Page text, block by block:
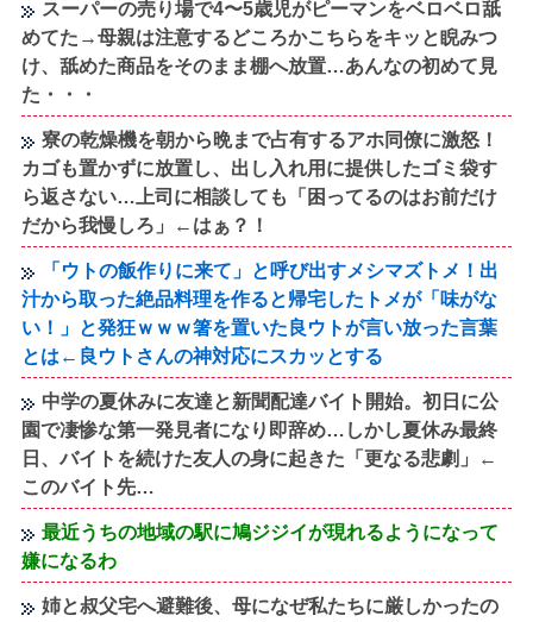
スーパーの売り場で4〜5歳児がピーマンをベロベロ舐
めてた→母親は注意するどころかこちらをキッと睨みつ
け、舐めた商品をそのまま棚へ放置…あんなの初めて見
た・・・
寮の乾燥機を朝から晩まで占有するアホ同僚に激怒！
カゴも置かずに放置し、出し入れ用に提供したゴミ袋す
ら返さない…上司に相談しても「困ってるのはお前だけ
だから我慢しろ」←はぁ？！
「ウトの飯作りに来て」と呼び出すメシマズトメ！出
汁から取った絶品料理を作ると帰宅したトメが「味がな
い！」と発狂ｗｗｗ箸を置いた良ウトが言い放った言葉
とは←良ウトさんの神対応にスカッとする
中学の夏休みに友達と新聞配達バイト開始。初日に公
園で凄惨な第一発見者になり即辞め…しかし夏休み最終
日、バイトを続けた友人の身に起きた「更なる悲劇」←
このバイト先…
最近うちの地域の駅に鳩ジジイが現れるようになって
嫌になるわ
姉と叔父宅へ避難後、母になぜ私たちに厳しかったの